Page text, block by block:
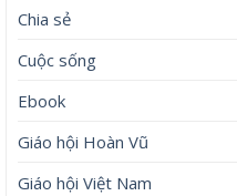
Chia sẻ
Cuộc sống
Ebook
Giáo hội Hoàn Vũ
Giáo hội Việt Nam